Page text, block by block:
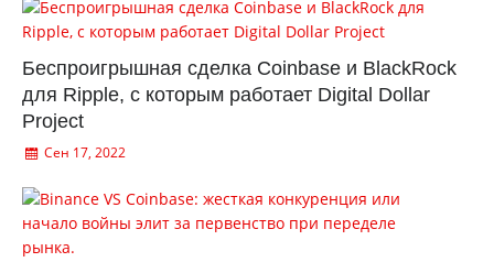
Беспроигрышная сделка Coinbase и BlackRock
для Ripple, с которым работает Digital Dollar
Project
Сен 17, 2022